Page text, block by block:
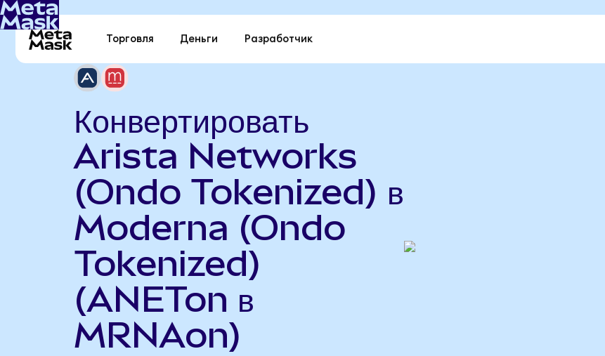
Торговля Деньги Разработчик
Конвертировать
Arista Networks
(Ondo Tokenized) в
Moderna (Ondo
Tokenized)
(ANETon в
MRNAon)